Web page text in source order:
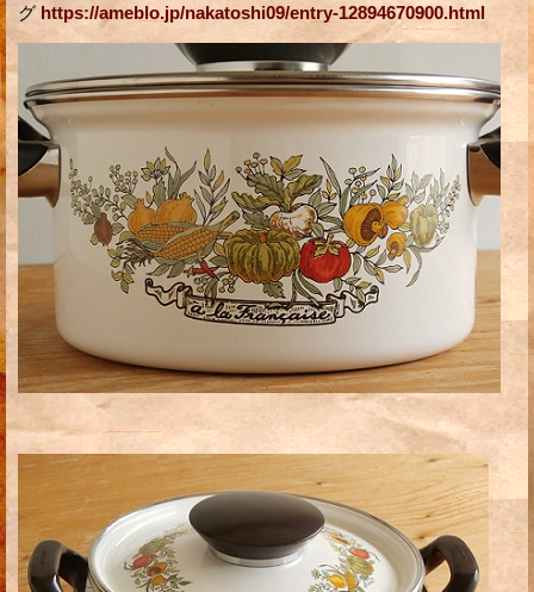
グ https://ameblo.jp/nakatoshi09/entry-12894670900.html